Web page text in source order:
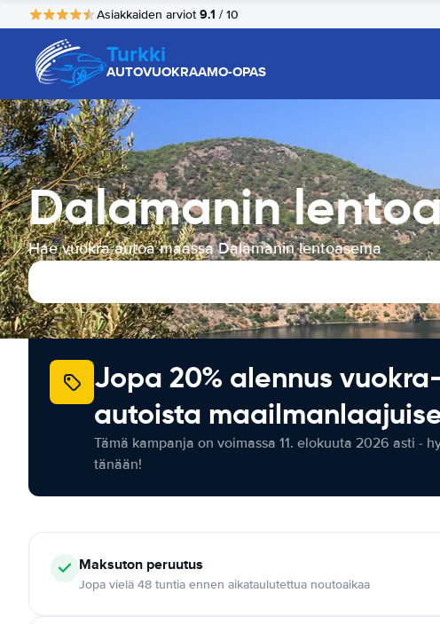
Asiakkaiden arviot 9.1 / 10
Turkki
AUTOVUOKRAAMO-OPAS
Dalamanin
Hae vuokra-autoa maassa Dalamanin lentoasema
Jopa 20% alennus
autoista
Tämä kampanja on voimassa 11. elokuuta 2026 asti -
tänään!
Maksuton peruutus
Jopa vielä 48 tuntia ennen aikataulutettua noutoaikaa